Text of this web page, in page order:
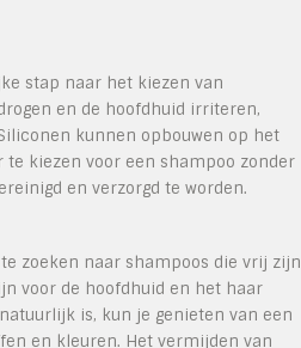
stap naar het kiezen van
en de hoofdhuid irriteren,
kunnen opbouwen op het
kiezen voor een shampoo zonder
en verzorgd te worden.
zoeken naar shampoos die vrij zijn
voor de hoofdhuid en het haar
is, kun je genieten van een
en kleuren. Het vermijden van